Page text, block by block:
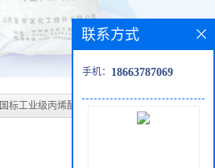
国标工业级丙烯酸丁酯BA价格趋势
联系方式
手机： 18663787069